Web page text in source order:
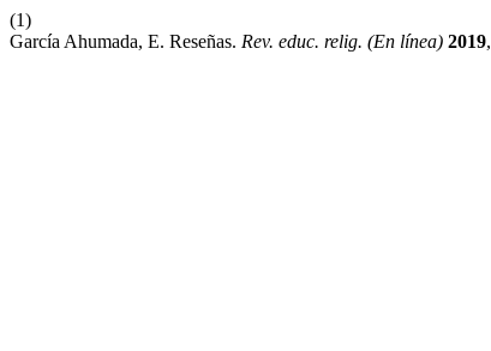
(1)
García Ahumada, E. Reseñas. Rev. educ. relig. (En línea) 2019,